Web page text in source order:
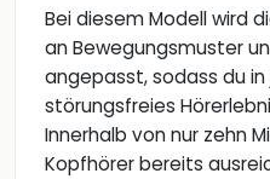
Bei diesem Modell wird
an Bewegungsmuster
angepasst, sodass du
störungsfreies
Innerhalb von nur zehn
Kopfhörer bereits